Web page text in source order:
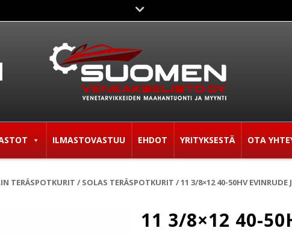
ILMASTOVASTUU EHDOT YRITYKSESTÄ OTA
TERÄSPOTKURIT / SOLAS TERÄSPOTKURIT / 11 3/8×12 40-50HV
11 3/8×12 40-